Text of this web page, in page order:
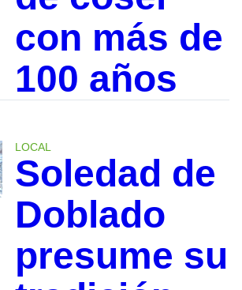
con más de
100 años
LOCAL
Soledad de
Doblado
presume su